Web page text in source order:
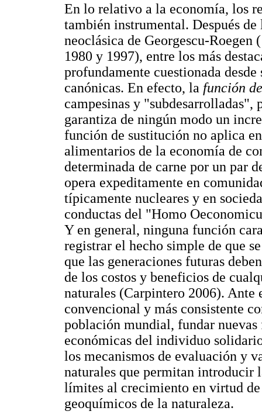
En lo relativo a la economía, los
también instrumental. Después
neoclásica de Georgescu-
1980 y 1997), entre los más
profundamente cuestionada
canónicas. En efecto, la función
campesinas y
garantiza de ningún modo un
función de sustitución no aplica
alimentarios de la economía de
determinada de carne por un par
opera expeditamente en
típicamente nucleares y en
conductas del "Homo
Y en general, ninguna función
registrar el hecho simple de que
que las generaciones futuras
de los costos y beneficios de
naturales (Carpintero 2006). Ante
convencional y más consistente
población mundial, fundar
económicas del individuo
los mecanismos de evaluación y
naturales que permitan introducir
límites al crecimiento en virtud
geoquímicos de la naturaleza.